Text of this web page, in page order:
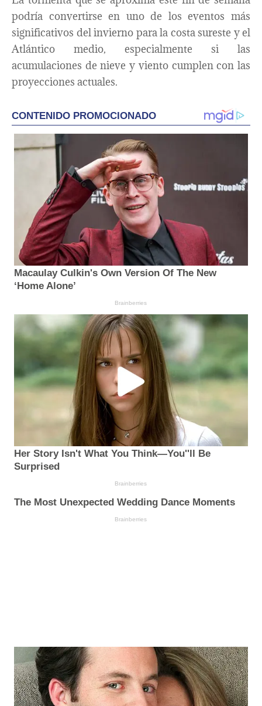
podría convertirse en uno de los eventos más
significativos del invierno para la costa sureste y el
Atlántico medio, especialmente si las
acumulaciones de nieve y viento cumplen con las
proyecciones actuales.